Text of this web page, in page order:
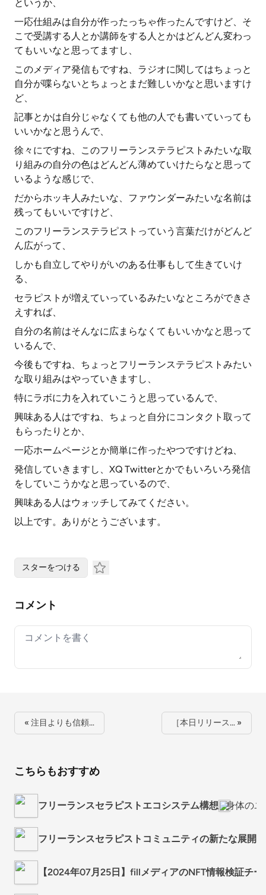
というか、
一応仕組みは自分が作ったっちゃ作ったんですけど、そ
こで受講する人とか講師をする人とかはどんどん変わっ
てもいいなと思ってますし、
このメディア発信もですね、ラジオに関してはちょっと
自分が喋らないとちょっとまだ難しいかなと思いますけ
ど、
記事とかは自分じゃなくても他の人でも書いていっても
いいかなと思うんで、
徐々にですね、このフリーランステラピストみたいな取
り組みの自分の色はどんどん薄めていけたらなと思って
いるような感じで、
だからホッキ人みたいな、ファウンダーみたいな名前は
残ってもいいですけど、
このフリーランステラピストっていう言葉だけがどんど
ん広がって、
しかも自立してやりがいのある仕事もして生きていけ
る、
セラピストが増えていっているみたいなところができさ
えすれば、
自分の名前はそんなに広まらなくてもいいかなと思って
いるんで、
今後もですね、ちょっとフリーランステラピストみたい
な取り組みはやっていきますし、
特にラボに力を入れていこうと思っているんで、
興味ある人はですね、ちょっと自分にコンタクト取って
もらったりとか、
一応ホームページとか簡単に作ったやつですけどね、
発信していきますし、XQ Twitterとかでもいろいろ発信
をしていこうかなと思っているので、
興味ある人はウォッチしてみてください。
以上です。ありがとうございます。
スターをつける
コメント
Your comment
« 注目よりも信頼… ［本日リリース… »
こちらもおすすめ
フリーランスセラピストエコシステム構想 身体の
フリーランスセラピストコミュニティの新たな展開
【2024年07月25日】fillメディアのNFT情報検証チ